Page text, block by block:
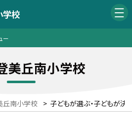
学校
ー
美丘南小学校
丘南小学校 > 子どもが選ぶ・子どもが決